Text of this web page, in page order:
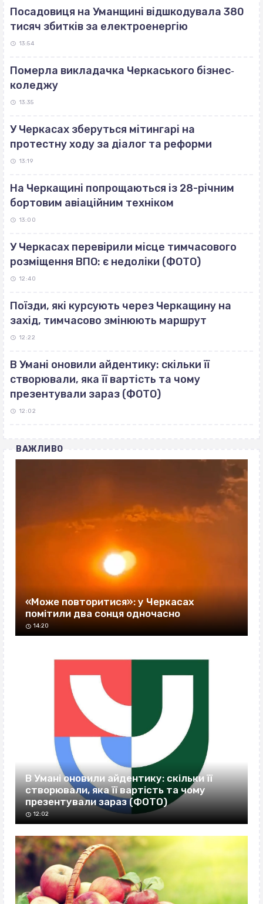
Посадовиця на Уманщині відшкодувала 380
тисяч збитків за електроенергію
13:54
Померла викладачка Черкаського бізнес‐
коледжу
13:35
У Черкасах зберуться мітингарі на
протестну ходу за діалог та реформи
13:19
На Черкащині попрощаються із 28-річним
бортовим авіаційним техніком
13:00
У Черкасах перевірили місце тимчасового
розміщення ВПО: є недоліки (ФОТО)
12:40
Поїзди, які курсують через Черкащину на
захід, тимчасово змінюють маршрут
12:22
В Умані оновили айдентику: скільки її
створювали, яка її вартість та чому
презентували зараз (ФОТО)
12:02
ВАЖЛИВО
«Може повторитися»: у Черкасах
помітили два сонця одночасно
14:20
В Умані оновили айдентику: скільки її
створювали, яка її вартість та чому
презентували зараз (ФОТО)
12:02